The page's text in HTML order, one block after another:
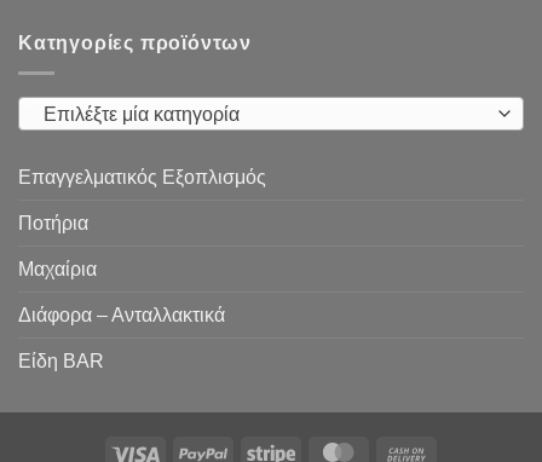
Κατηγορίες προϊόντων
Επιλέξτε μία κατηγορία
Επαγγελματικός Εξοπλισμός
Ποτήρια
Μαχαίρια
Διάφορα – Ανταλλακτικά
Είδη ΒAR
Visa PayPal Stripe MasterCard